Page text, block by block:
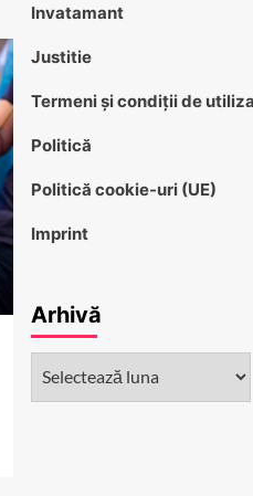
Invatamant
Justitie
Termeni și condiții de
Politică
Politică cookie-uri (UE)
Imprint
Arhivă